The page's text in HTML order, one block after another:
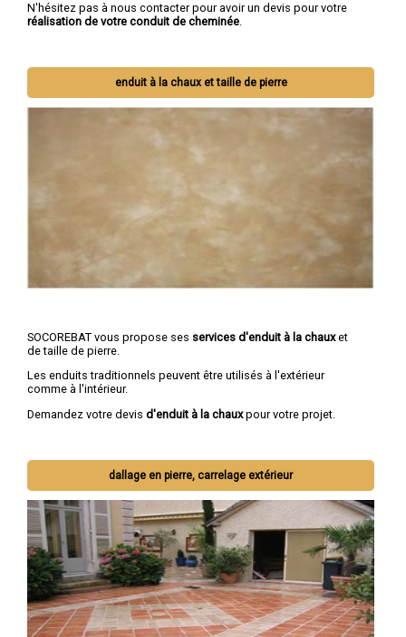
N'hésitez pas à nous contacter pour avoir un devis pour votre
réalisation de votre conduit de cheminée.
enduit à la chaux et taille de pierre
SOCOREBAT vous propose ses services d'enduit à la chauxet
de taille de pierre.
Les enduits traditionnels peuvent être utilisés à l'extérieur
comme à l'intérieur.
Demandez votre devis d'enduit à la chauxpour votre projet.
dallage en pierre, carrelage extérieur